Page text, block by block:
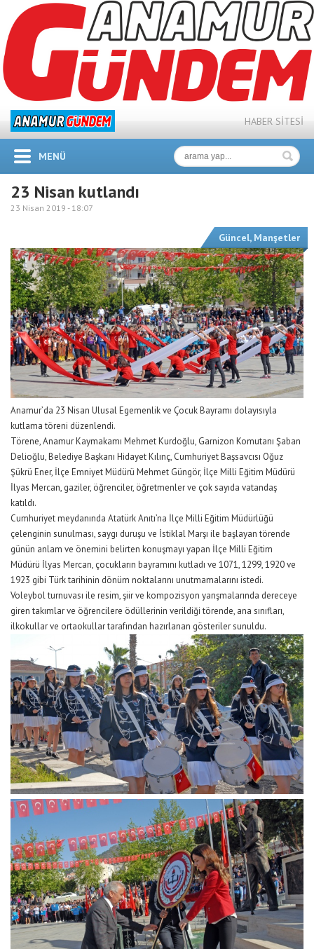
HABER SİTESİ
MENÜ
23 Nisan kutlandı
23 Nisan 2019 - 18:07
Güncel, Manşetler
Anamur’da 23 Nisan Ulusal Egemenlik ve Çocuk Bayramı dolayısıyla
kutlama töreni düzenlendi.
Törene, Anamur Kaymakamı Mehmet Kurdoğlu, Garnizon Komutanı Şaban
Delioğlu, Belediye Başkanı Hidayet Kılınç, Cumhuriyet Başsavcısı Oğuz
Şükrü Ener, İlçe Emniyet Müdürü Mehmet Güngör, İlçe Milli Eğitim Müdürü
İlyas Mercan, gaziler, öğrenciler, öğretmenler ve çok sayıda vatandaş
katıldı.
Cumhuriyet meydanında Atatürk Anıtı’na İlçe Milli Eğitim Müdürlüğü
çelenginin sunulması, saygı duruşu ve İstiklal Marşı ile başlayan törende
günün anlam ve önemini belirten konuşmayı yapan İlçe Milli Eğitim
Müdürü İlyas Mercan, çocukların bayramını kutladı ve 1071, 1299, 1920 ve
1923 gibi Türk tarihinin dönüm noktalarını unutmamalarını istedi.
Voleybol turnuvası ile resim, şiir ve kompozisyon yarışmalarında dereceye
giren takımlar ve öğrencilere ödüllerinin verildiği törende, ana sınıfları,
ilkokullar ve ortaokullar tarafından hazırlanan gösteriler sunuldu.